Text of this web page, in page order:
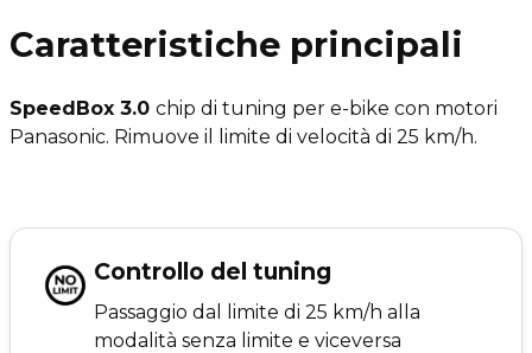
Caratteristiche principali
SpeedBox 3.0 chip di tuning per e-bike con motori
Panasonic. Rimuove il limite di velocità di 25 km/h.
Controllo del tuning
Passaggio dal limite di 25 km/h alla
modalità senza limite e viceversa